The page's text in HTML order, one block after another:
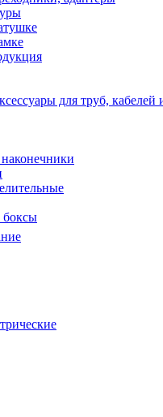
для труб, кабелей